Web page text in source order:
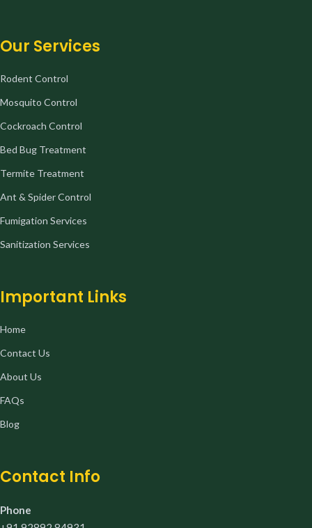
Our Services
Rodent Control
Mosquito Control
Cockroach Control
Bed Bug Treatment
Termite Treatment
Ant & Spider Control
Fumigation Services
Sanitization Services
Important Links
Home
Contact Us
About Us
FAQs
Blog
Contact Info
Phone